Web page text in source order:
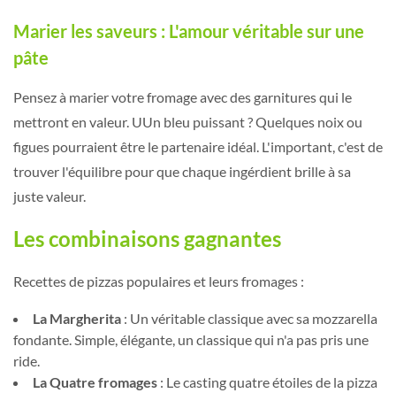
Marier les saveurs : L'amour véritable sur une
pâte
Pensez à marier votre fromage avec des garnitures qui le
mettront en valeur. UUn bleu puissant ? Quelques noix ou
figues pourraient être le partenaire idéal. L'important, c'est de
trouver l'équilibre pour que chaque ingérdient brille à sa
juste valeur.
Les combinaisons gagnantes
Recettes de pizzas populaires et leurs fromages :
La Margherita : Un véritable classique avec sa mozzarella
fondante. Simple, élégante, un classique qui n'a pas pris une
ride.
La Quatre fromages : Le casting quatre étoiles de la pizza